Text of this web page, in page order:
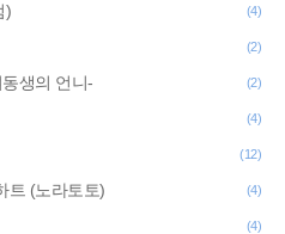
) (4)
(2)
생의 언니- (2)
(4)
(12)
트 (노라토토) (4)
(4)